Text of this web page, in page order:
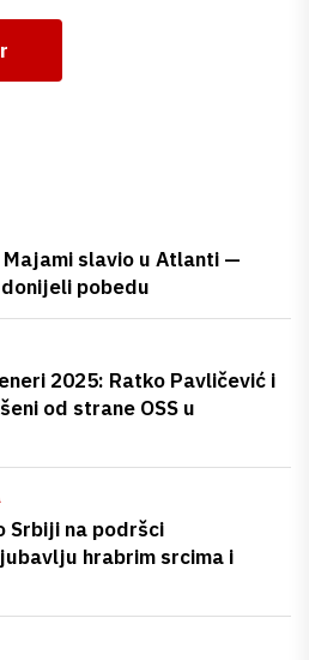
slavio u Atlanti —
pobedu
2025: Ratko Pavličević i
od strane OSS u
Srbiji na podršci
hrabrim srcima i